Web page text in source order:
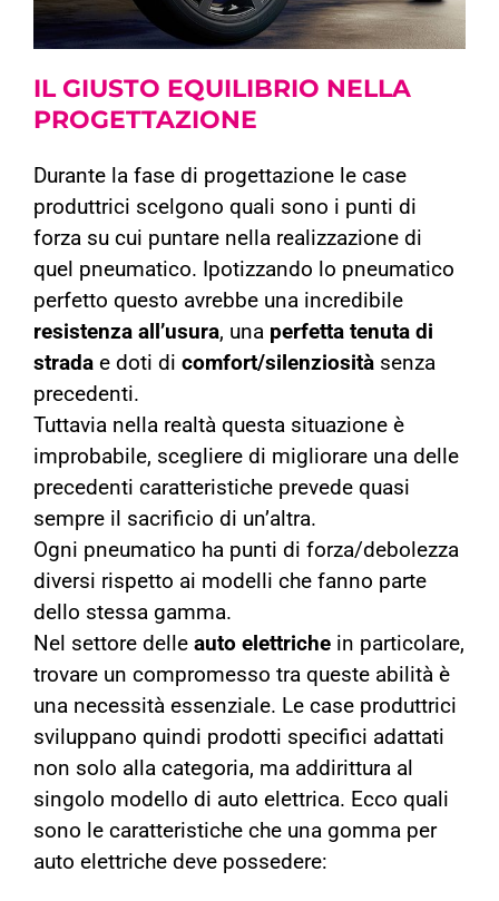
IL GIUSTO EQUILIBRIO NELLA
PROGETTAZIONE
Durante la fase di progettazione le case
produttrici scelgono quali sono i punti di
forza su cui puntare nella realizzazione di
quel pneumatico. Ipotizzando lo pneumatico
perfetto questo avrebbe una incredibile
resistenza all’usura, una perfetta tenuta di
strada e doti di comfort/silenziosità senza
precedenti.
Tuttavia nella realtà questa situazione è
improbabile, scegliere di migliorare una delle
precedenti caratteristiche prevede quasi
sempre il sacrificio di un’altra.
Ogni pneumatico ha punti di forza/debolezza
diversi rispetto ai modelli che fanno parte
dello stessa gamma.
Nel settore delle auto elettriche in particolare,
trovare un compromesso tra queste abilità è
una necessità essenziale. Le case produttrici
sviluppano quindi prodotti specifici adattati
non solo alla categoria, ma addirittura al
singolo modello di auto elettrica. Ecco quali
sono le caratteristiche che una gomma per
auto elettriche deve possedere: